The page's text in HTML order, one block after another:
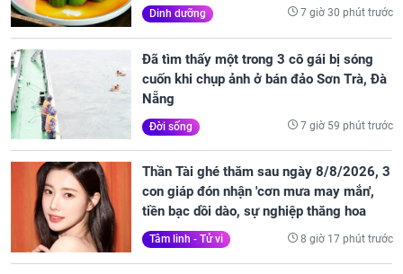
Dinh dưỡng 7 giờ 30 phút trước
Đã tìm thấy một trong 3 cô gái bị sóng
cuốn khi chụp ảnh ở bán đảo Sơn Trà, Đà
Nẵng
Đời sống 7 giờ 59 phút trước
Thần Tài ghé thăm sau ngày 8/8/2026, 3
con giáp đón nhận 'cơn mưa may mắn',
tiền bạc dồi dào, sự nghiệp thăng hoa
Tâm linh - Tử vi 8 giờ 17 phút trước